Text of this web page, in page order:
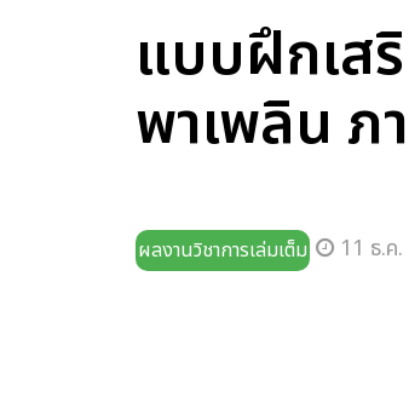
แบบฝึกเส
พาเพลิน ภ
ผลงานวิชาการเล่มเต็ม 11 ธ.ค